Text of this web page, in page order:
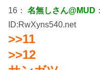
16： 名無しさん@MUD
ID:RwXyns540.net
>>11
>>12